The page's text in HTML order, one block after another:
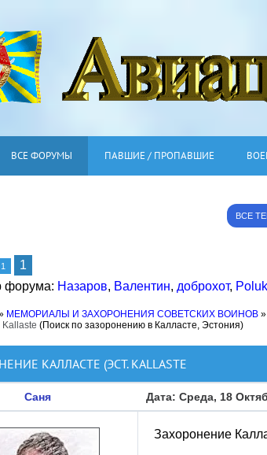
ВСЕ ФОРУМЫ ПАВШИЕ / ПРОПАВШИЕ
ВСЕ
1
1
форума: Назаров, Валентин, доброхот,
МЕМОРИАЛЫ И ЗАХОРОНЕНИЯ СОВЕТСКИХ ВОИНОВ »
Kallaste (Поиск по зазоронению в Калласте, Эстония)
КАЛЛАСТЕ (ЭСТ. KALLASTE
Саня Дата: Среда, 18
Захоронение